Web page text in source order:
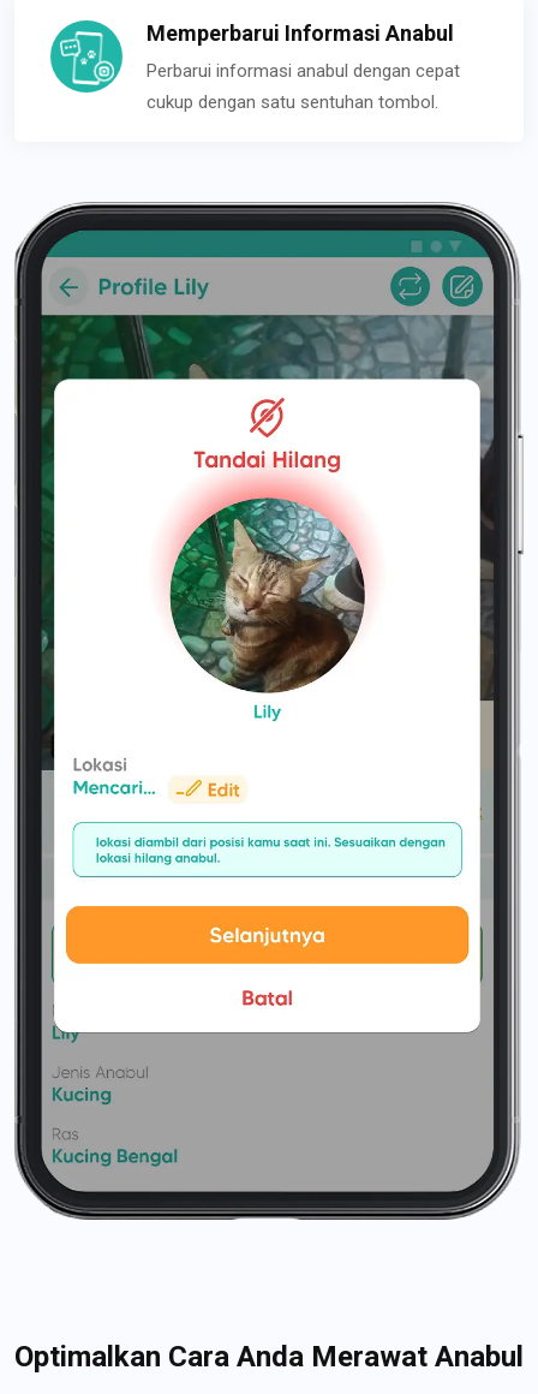
Memperbarui Informasi Anabul
Perbarui informasi anabul dengan cepat
cukup dengan satu sentuhan tombol.
Optimalkan Cara Anda Merawat Anabul